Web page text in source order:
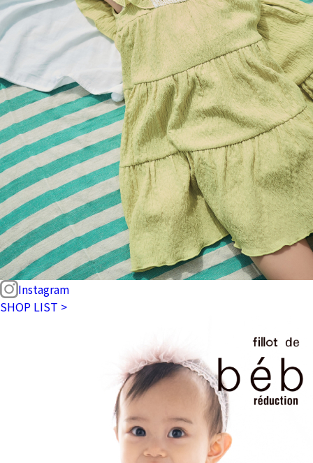
Instagram
SHOP LIST >